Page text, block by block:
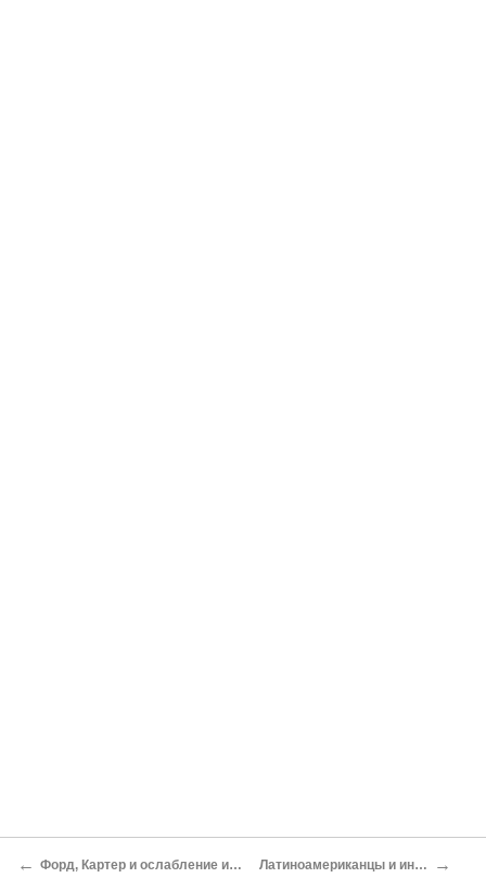
← Форд, Картер и ослабление института президентства Латиноамериканцы и индейское население →